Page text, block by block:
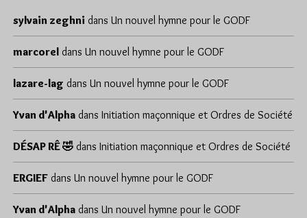
sylvain zeghni dans Un nouvel hymne pour le GODF
marcorel dans Un nouvel hymne pour le GODF
lazare-lag dans Un nouvel hymne pour le GODF
Yvan d'Alpha dans Initiation maçonnique et Ordres de Société
DÉSAP RÊ 🤣 dans Initiation maçonnique et Ordres de Société
ERGIEF dans Un nouvel hymne pour le GODF
Yvan d'Alpha dans Un nouvel hymne pour le GODF